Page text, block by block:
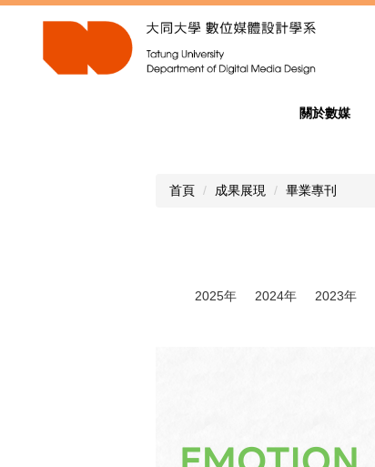
關於數媒
首頁 成果展現 畢業專刊
2025年 2024年 2023年